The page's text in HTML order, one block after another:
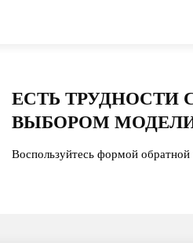
ЕСТЬ ТРУДНОСТИ
ВЫБОРОМ
Воспользуйтесь формой